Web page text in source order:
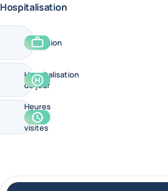
Hospitalisation
Admission
Hospitalisation
de jour
Heures
de
visites
Numéros de téléphone